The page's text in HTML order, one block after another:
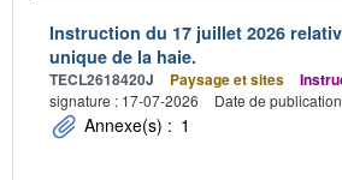
Instruction du 17 juillet 2026
unique de la haie.
TECL2618420J Paysage et sites
signature : 17-07-2026
Date de
Annexe(s) : 1